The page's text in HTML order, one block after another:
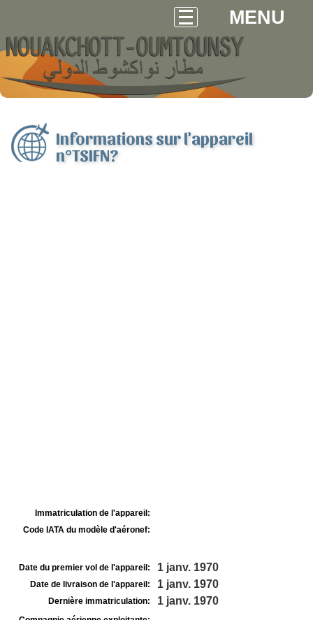
MENU
Informations sur l'appareil
n°TSIFN?
Immatriculation de l'appareil:
Code IATA du modèle d'aéronef:
Date du premier vol de l'appareil: 1 janv. 1970
Date de livraison de l'appareil: 1 janv. 1970
Dernière immatriculation: 1 janv. 1970